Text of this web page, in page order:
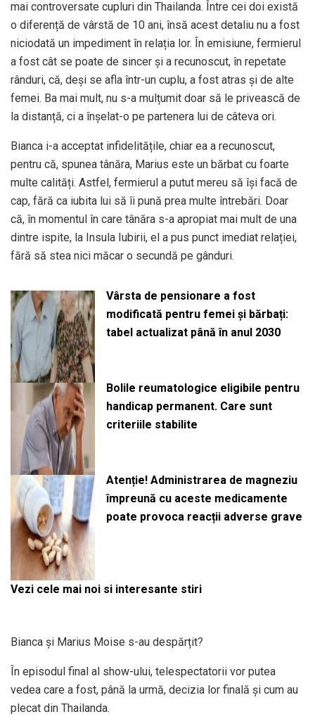
mai controversate cupluri din Thailanda. Între cei doi există
o diferență de vârstă de 10 ani, însă acest detaliu nu a fost
niciodată un impediment în relația lor. În emisiune, fermierul
a fost cât se poate de sincer și a recunoscut, în repetate
rânduri, că, deși se afla într-un cuplu, a fost atras și de alte
femei. Ba mai mult, nu s-a mulțumit doar să le privească de
la distanță, ci a înșelat-o pe partenera lui de câteva ori.
Bianca i-a acceptat infidelitățile, chiar ea a recunoscut,
pentru că, spunea tânăra, Marius este un bărbat cu foarte
multe calități. Astfel, fermierul a putut mereu să își facă de
cap, fără ca iubita lui să îi pună prea multe întrebări. Doar
că, în momentul în care tânăra s-a apropiat mai mult de una
dintre ispite, la Insula Iubirii, el a pus punct imediat relației,
fără să stea nici măcar o secundă pe gânduri.
Vârsta de pensionare a fost
modificată pentru femei și bărbați:
tabel actualizat până în anul 2030
Bolile reumatologice eligibile pentru
handicap permanent. Care sunt
criteriile stabilite
Atenție! Administrarea de magneziu
împreună cu aceste medicamente
poate provoca reacții adverse grave
Vezi cele mai noi si interesante stiri
Bianca și Marius Moise s-au despărțit?
În episodul final al show-ului, telespectatorii vor putea
vedea care a fost, până la urmă, decizia lor finală și cum au
plecat din Thailanda.